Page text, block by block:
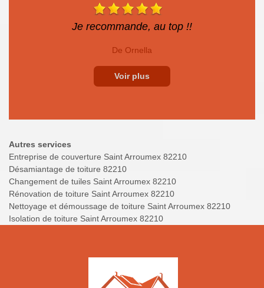
Je recommande, au top !!
De Ornella
Voir plus
Autres services
Entreprise de couverture Saint Arroumex 82210
Désamiantage de toiture 82210
Changement de tuiles Saint Arroumex 82210
Rénovation de toiture Saint Arroumex 82210
Nettoyage et démoussage de toiture Saint Arroumex 82210
Isolation de toiture Saint Arroumex 82210